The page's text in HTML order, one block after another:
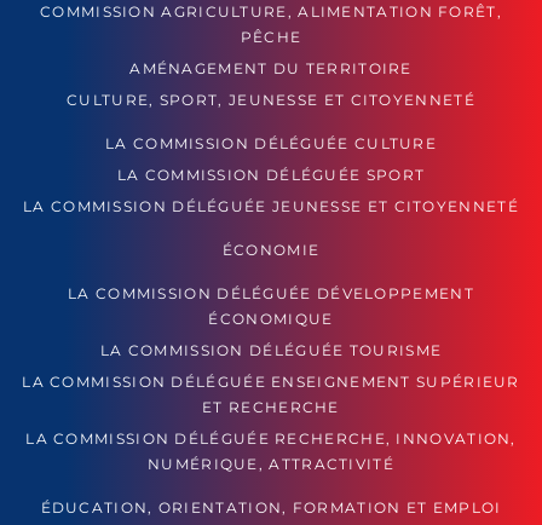
COMMISSION AGRICULTURE, ALIMENTATION FORÊT,
PÊCHE
AMÉNAGEMENT DU TERRITOIRE
CULTURE, SPORT, JEUNESSE ET CITOYENNETÉ
LA COMMISSION DÉLÉGUÉE CULTURE
LA COMMISSION DÉLÉGUÉE SPORT
LA COMMISSION DÉLÉGUÉE JEUNESSE ET CITOYENNETÉ
ÉCONOMIE
LA COMMISSION DÉLÉGUÉE DÉVELOPPEMENT
ÉCONOMIQUE
LA COMMISSION DÉLÉGUÉE TOURISME
LA COMMISSION DÉLÉGUÉE ENSEIGNEMENT SUPÉRIEUR
ET RECHERCHE
LA COMMISSION DÉLÉGUÉE RECHERCHE, INNOVATION,
NUMÉRIQUE, ATTRACTIVITÉ
ÉDUCATION, ORIENTATION, FORMATION ET EMPLOI